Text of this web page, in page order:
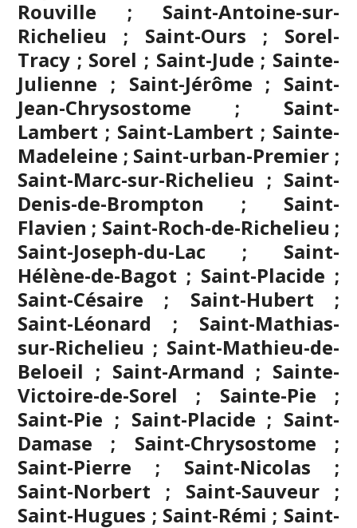
Rouville ; Saint-Antoine-sur-
Richelieu ; Saint-Ours ; Sorel-
Tracy ; Sorel ; Saint-Jude ; Sainte-
Julienne ; Saint-Jérôme ; Saint-
Jean-Chrysostome ; Saint-
Lambert ; Saint-Lambert ; Sainte-
Madeleine ; Saint-urban-Premier ;
Saint-Marc-sur-Richelieu ; Saint-
Denis-de-Brompton ; Saint-
Flavien ; Saint-Roch-de-Richelieu ;
Saint-Joseph-du-Lac ; Saint-
Hélène-de-Bagot ; Saint-Placide ;
Saint-Césaire ; Saint-Hubert ;
Saint-Léonard ; Saint-Mathias-
sur-Richelieu ; Saint-Mathieu-de-
Beloeil ; Saint-Armand ; Sainte-
Victoire-de-Sorel ; Sainte-Pie ;
Saint-Pie ; Saint-Placide ; Saint-
Damase ; Saint-Chrysostome ;
Saint-Pierre ; Saint-Nicolas ;
Saint-Norbert ; Saint-Sauveur ;
Saint-Hugues ; Saint-Rémi ; Saint-